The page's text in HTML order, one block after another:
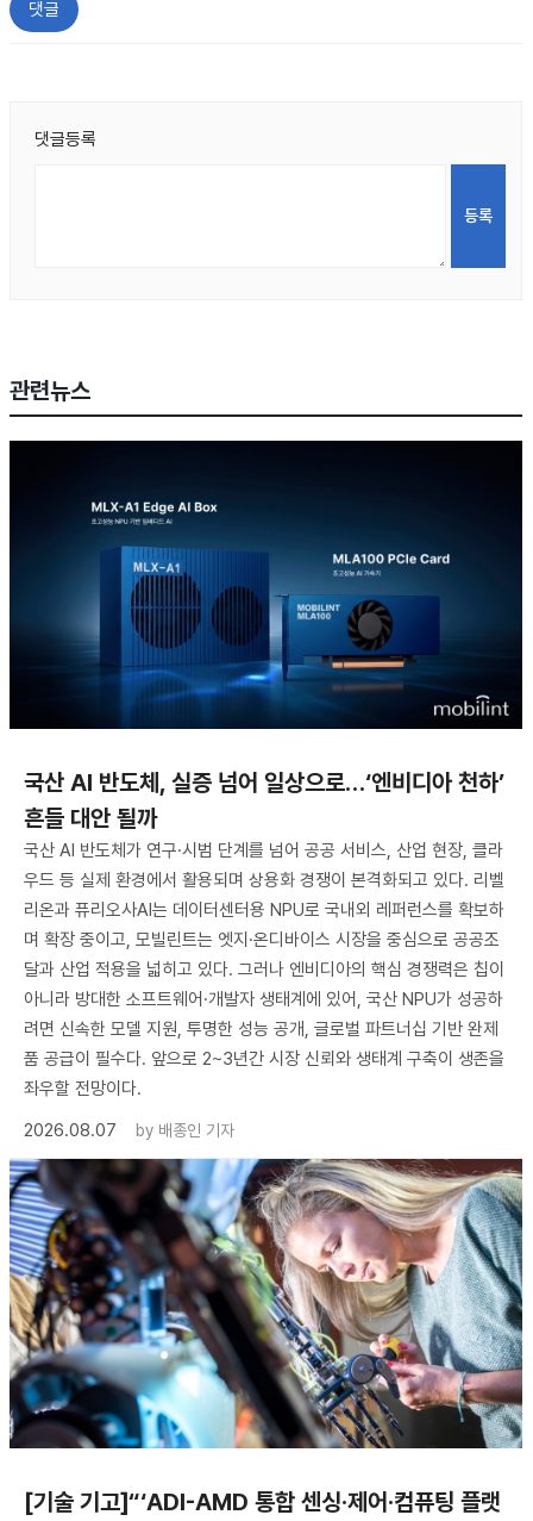
댓글
댓글등록
관련뉴스
국산 AI 반도체, 실증 넘어 일상으로…‘엔비디아 천하’
흔들 대안 될까
국산 AI 반도체가 연구·시범 단계를 넘어 공공 서비스, 산업 현장, 클라
우드 등 실제 환경에서 활용되며 상용화 경쟁이 본격화되고 있다. 리벨
리온과 퓨리오사AI는 데이터센터용 NPU로 국내외 레퍼런스를 확보하
며 확장 중이고, 모빌린트는 엣지·온디바이스 시장을 중심으로 공공조
달과 산업 적용을 넓히고 있다. 그러나 엔비디아의 핵심 경쟁력은 칩이
아니라 방대한 소프트웨어·개발자 생태계에 있어, 국산 NPU가 성공하
려면 신속한 모델 지원, 투명한 성능 공개, 글로벌 파트너십 기반 완제
품 공급이 필수다. 앞으로 2~3년간 시장 신뢰와 생태계 구축이 생존을
좌우할 전망이다.
2026.08.07
by 배종인 기자
[기술 기고]“‘ADI-AMD 통합 센싱·제어·컴퓨팅 플랫